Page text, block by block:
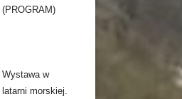
(PROGRAM)
Wystawa w
latarni morskiej.